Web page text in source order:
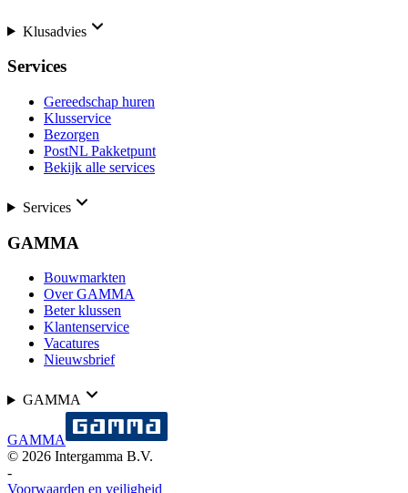
Klusadvies
Services
Gereedschap huren
Klusservice
Bezorgen
PostNL Pakketpunt
Bekijk alle services
Services
GAMMA
Bouwmarkten
Over GAMMA
Beter klussen
Klantenservice
Vacatures
Nieuwsbrief
GAMMA
GAMMA
© 2026 Intergamma B.V.
-
Voorwaarden en veiligheid